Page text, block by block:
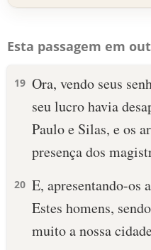
Esta passagem em
19 Ora, vendo seus
seu lucro havia
Paulo e Silas, e os
presença dos
20 E, apresentando-os
Estes homens,
muito a nossa